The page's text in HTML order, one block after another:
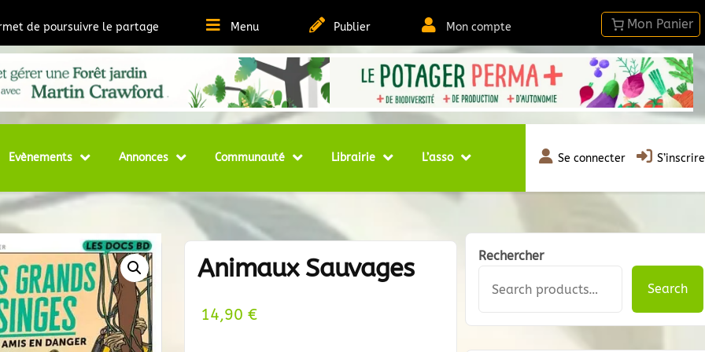
de poursuivre le partage Menu Publier Mon compte
et Ressources sur la Permaculture
Evènements Annonces Communauté Librairie L’asso Se connecter S’inscrire
Animaux Sauvages
14,90€
Rechercher
Search